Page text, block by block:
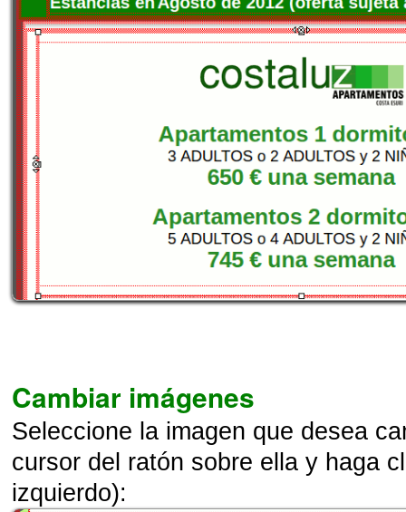
Cambiar imágenes
Seleccione la imagen que desea
cursor del ratón sobre ella y haga
izquierdo):